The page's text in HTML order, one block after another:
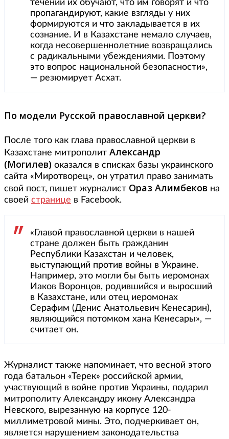
течений их обучают, что им говорят и что
пропагандируют, какие взгляды у них
формируются и что закладывается в их
сознание. И в Казахстане немало случаев,
когда несовершеннолетние возвращались
с радикальными убеждениями. Поэтому
это вопрос национальной безопасности»,
— резюмирует Асхат.
По модели Русской православной церкви?
После того как глава православной церкви в
Казахстане митрополит Александр
(Могилев) оказался в списках базы украинского
сайта «Миротворец», он утратил право занимать
свой пост, пишет журналист Ораз Алимбеков на
своей странице в Facebook.
«Главой православной церкви в нашей
стране должен быть гражданин
Республики Казахстан и человек,
выступающий против войны в Украине.
Например, это могли бы быть иеромонах
Иаков Воронцов, родившийся и выросший
в Казахстане, или отец иеромонах
Серафим (Денис Анатольевич Кенесарин),
являющийся потомком хана Кенесары», —
считает он.
Журналист также напоминает, что весной этого
года батальон «Терек» российской армии,
участвующий в войне против Украины, подарил
митрополиту Александру икону Александра
Невского, вырезанную на корпусе 120-
миллиметровой мины. Это, подчеркивает он,
является нарушением законодательства